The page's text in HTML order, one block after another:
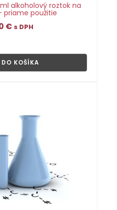
alkoholový roztok na
priame použitie
€ s DPH
KOŠÍKA